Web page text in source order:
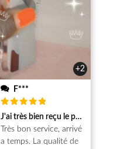
+2
F***
Note5
sur 5
J'ai très bien reçu le produit.
Très bon service, arrivé
a temps. La qualité de